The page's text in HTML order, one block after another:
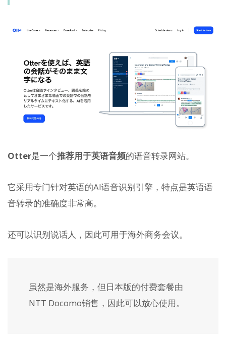
Otter是一个推荐用于英语音频的语音转录网站。
它采用专门针对英语的AI语音识别引擎，特点是英语语
音转录的准确度非常高。
还可以识别说话人，因此可用于海外商务会议。
虽然是海外服务，但日本版的付费套餐由
NTT Docomo销售，因此可以放心使用。